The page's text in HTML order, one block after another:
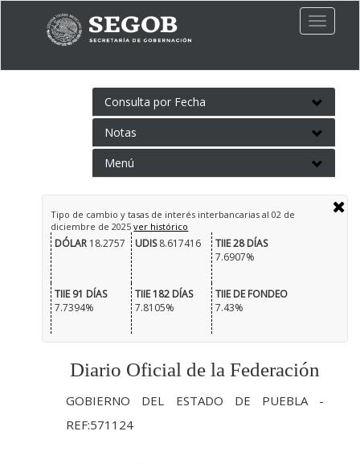
Toggle
Consulta por Fecha
Notas
Menú
Tipo de cambio y tasas de interés interbancarias al 02 de
diciembre de 2025ver histórico
DÓLAR18.2757 UDIS8.617416
TIIE 28 DÍAS
7.6907%
TIIE 91 DÍAS
7.7394%
TIIE 182 DÍAS
7.8105%
TIIE DE FONDEO
7.43%
Diario Oficial de la Federación
GOBIERNO DEL ESTADO DE PUEBLA -
REF:571124